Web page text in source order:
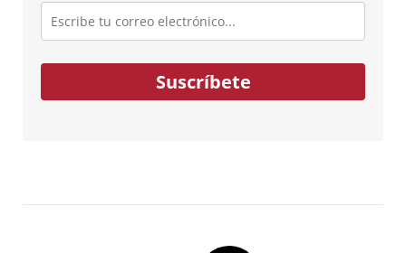
Escribe
tu
correo
electrónico...
Suscríbete